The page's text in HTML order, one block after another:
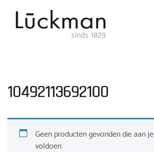
10492113692100
Geen producten gevonden die aan
voldoen.